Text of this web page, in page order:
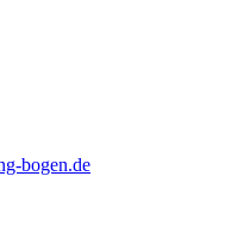
bogen.de